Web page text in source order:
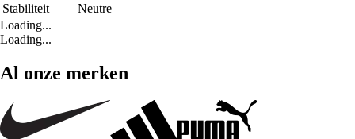
Stabiliteit
Neutre
Loading...
Loading...
Al onze merken